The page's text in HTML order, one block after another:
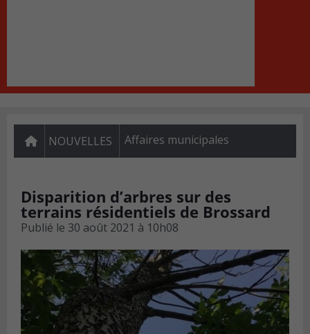
NOUVELLES Affaires municipales
Disparition d’arbres sur des
terrains résidentiels de Brossard
Publié le 30 août 2021 à 10h08